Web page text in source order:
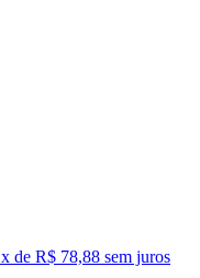
x de R$ 78,88 sem juros